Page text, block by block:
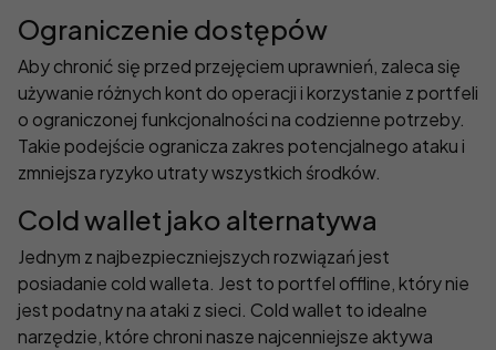
Ograniczenie dostępów
Aby chronić się przed przejęciem uprawnień, zaleca się
używanie różnych kont do operacji i korzystanie z portfeli
o ograniczonej funkcjonalności na codzienne potrzeby.
Takie podejście ogranicza zakres potencjalnego ataku i
zmniejsza ryzyko utraty wszystkich środków.
Cold wallet jako alternatywa
Jednym z najbezpieczniejszych rozwiązań jest
posiadanie cold walleta. Jest to portfel offline, który nie
jest podatny na ataki z sieci. Cold wallet to idealne
narzędzie, które chroni nasze najcenniejsze aktywa